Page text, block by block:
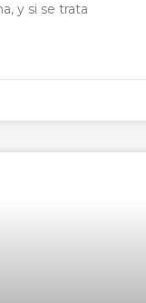
y si se trata